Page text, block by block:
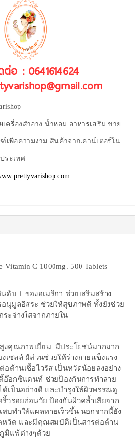
ต่อ : 0641614624
เครื่องสำอาง น้ำหอม อาหารเสริม ขาย
พื่อความงาม สินค้าจากเคาน์เตอร์ใน
ระเทศ
Vitamin C 1000mg. 500 Tablets
ดับ 1 ของอเมริกา ช่วยเสริมสร้าง
นุมูลอิสระ ช่วยให้สุขภาพดี ทั้งยังช่วย
ระจ่างใสจากภายใน
งคุณภาพเยี่ยม มีประโยชน์มากมาก
เซลล์ มีส่วนช่วยให้ร่างกายแข็งแรง
อต้านเชื้อไวรัส เป็นหวัดน้อยลงอย่าง
อ๊อกซิแดนท์ ช่วยป้องกันการทำลาย
ด้เป็นอย่างดี และบำรุงให้ผิวพรรณดู
ริ้วรอยก่อนวัย ป้องกันผิวคล้ำเสียจาก
สบทำให้แผลหายเร็วขึ้น นอกจากนี้ยัง
หวัด และมีคุณสมบัติเป็นสารต่อต้าน
ภูมิแพ้ต่างๆด้วย